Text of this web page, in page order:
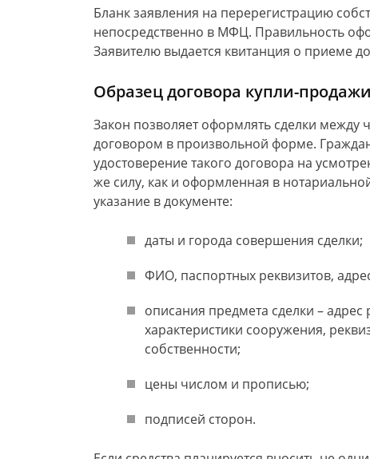
Бланк заявления на перерегистрацию
непосредственно в МФЦ. Правильность
Заявителю выдается квитанция о приеме
Образец договора купли-
Закон позволяет оформлять сделки
договором в произвольной форме.
удостоверение такого договора на
же силу, как и оформленная в
указание в документе:
даты и города совершения сделки;
ФИО, паспортных реквизитов,
описания предмета сделки –
характеристики сооружения,
собственности;
цены числом и прописью;
подписей сторон.